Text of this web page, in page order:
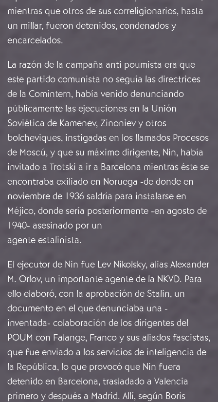
mientras que otros de sus correligionarios, hasta
un millar, fueron detenidos, condenados y
encarcelados.
La razón de la campaña anti poumista era que
este partido comunista no seguía las directrices
de la Comintern, había venido denunciando
públicamente las ejecuciones en la Unión
Soviética de Kamenev, Zinoniev y otros
bolcheviques, instigadas en los llamados Procesos
de Moscú, y que su máximo dirigente, Nin, había
invitado a Trotski a ir a Barcelona mientras éste se
encontraba exiliado en Noruega -de donde en
noviembre de 1936 saldría para instalarse en
Méjico, donde sería posteriormente -en agosto de
1940- asesinado por un
agente estalinista.
El ejecutor de Nin fue Lev Nikolsky, alias Alexander
M. Orlov, un importante agente de la NKVD. Para
ello elaboró, con la aprobación de Stalin, un
documento en el que denunciaba una -
inventada- colaboración de los dirigentes del
POUM con Falange, Franco y sus aliados fascistas,
que fue enviado a los servicios de inteligencia de
la República, lo que provocó que Nin fuera
detenido en Barcelona, trasladado a Valencia
primero y después a Madrid. Allí, según Boris